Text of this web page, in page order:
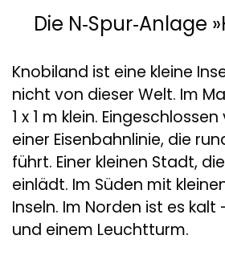
Die N‑Spur‑Anlage
Knobiland ist eine kleine
nicht von dieser Welt. Im
1 x 1 m klein.
einer Eisenbahnlinie, die
führt. Einer kleinen Stadt,
einlädt. Im Süden mit
Inseln. Im Norden ist es kalt
und einem Leuchtturm.